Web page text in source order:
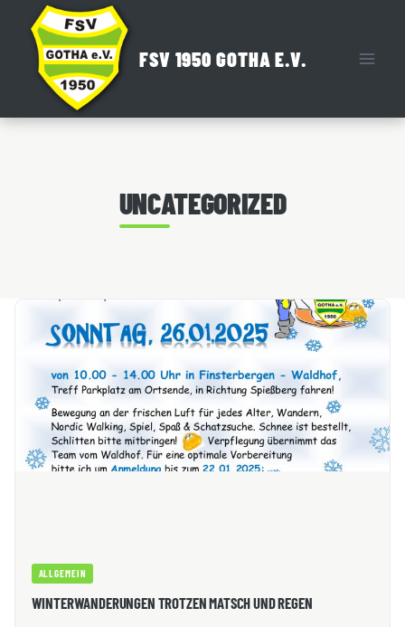
Inhalt
springen
FSV 1950 GOTHA E.V.
UNCATEGORIZED
ALLGEMEIN
WINTERWANDERUNGEN TROTZEN MATSCH UND REGEN